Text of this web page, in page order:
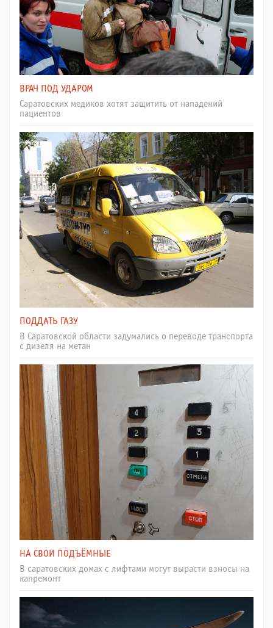
ВРАЧ ПОД УДАРОМ
Саратовских медиков хотят защитить от нападений
пациентов
ПОДДАТЬ ГАЗУ
В Саратовской области задумались о переводе транспорта
с дизеля на метан
НА СВОИ ПОДЪЁМНЫЕ
В саратовских домах с лифтами могут вырасти взносы на
капремонт